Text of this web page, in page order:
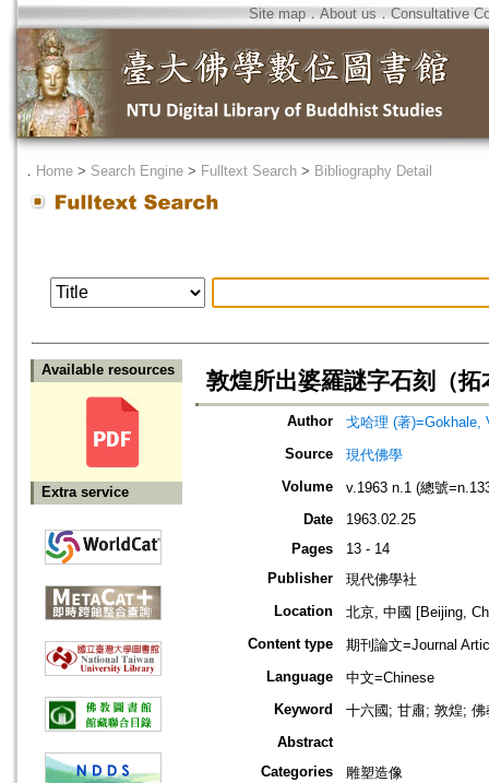
Site map．About us ． Consultative
． Home > Search Engine > Fulltext Search > Bibliography Detail
Available resources
Extra service
敦煌所出婆羅謎字石刻（拓
Author
戈哈理 (著)=Gokhale,
Source
現代佛學
Volume
v.1963 n.1 (總號
Date
1963.02.25
Pages
13 - 14
Publisher
現代佛學社
Location
北京, 中國 [Beijing,
Content type
期刊論文=Journal
Language
中文=Chinese
Keyword
十六國; 甘肅; 敦煌;
Abstract
Categories
雕塑造像